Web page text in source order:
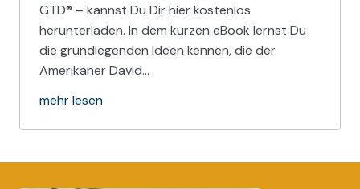
GTD® – kannst Du Dir hier kostenlos
herunterladen. In dem kurzen eBook lernst Du
die grundlegenden Ideen kennen, die der
Amerikaner David…
mehr lesen